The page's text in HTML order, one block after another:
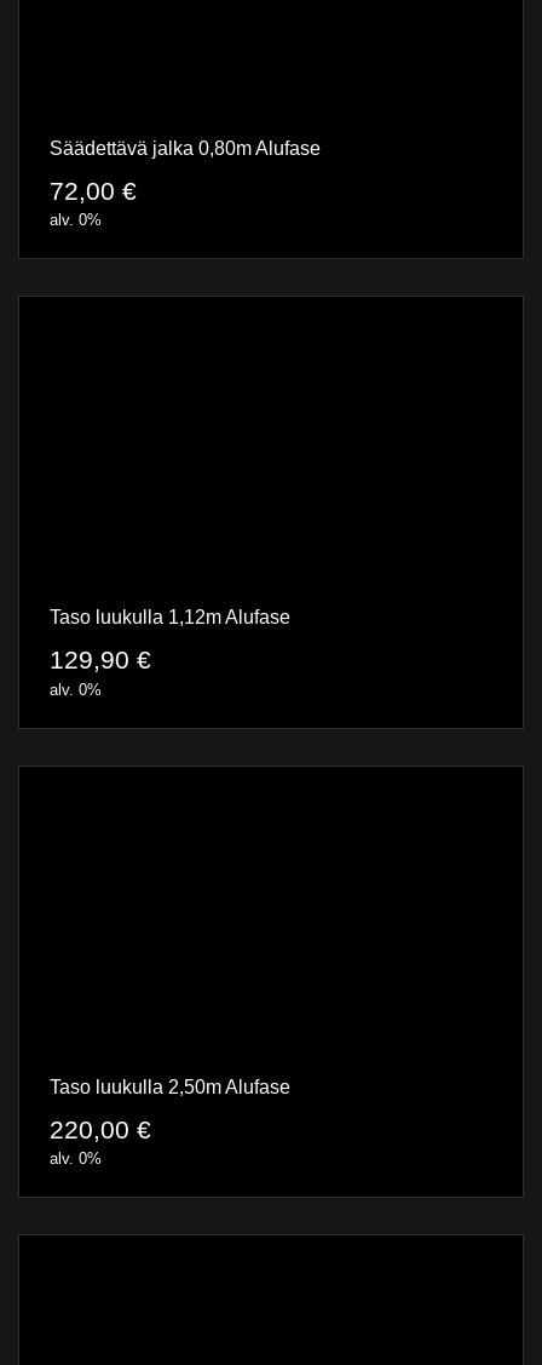
Säädettävä jalka 0,80m Alufase
72,00 €
alv. 0%
Taso luukulla 1,12m Alufase
129,90 €
alv. 0%
Taso luukulla 2,50m Alufase
220,00 €
alv. 0%